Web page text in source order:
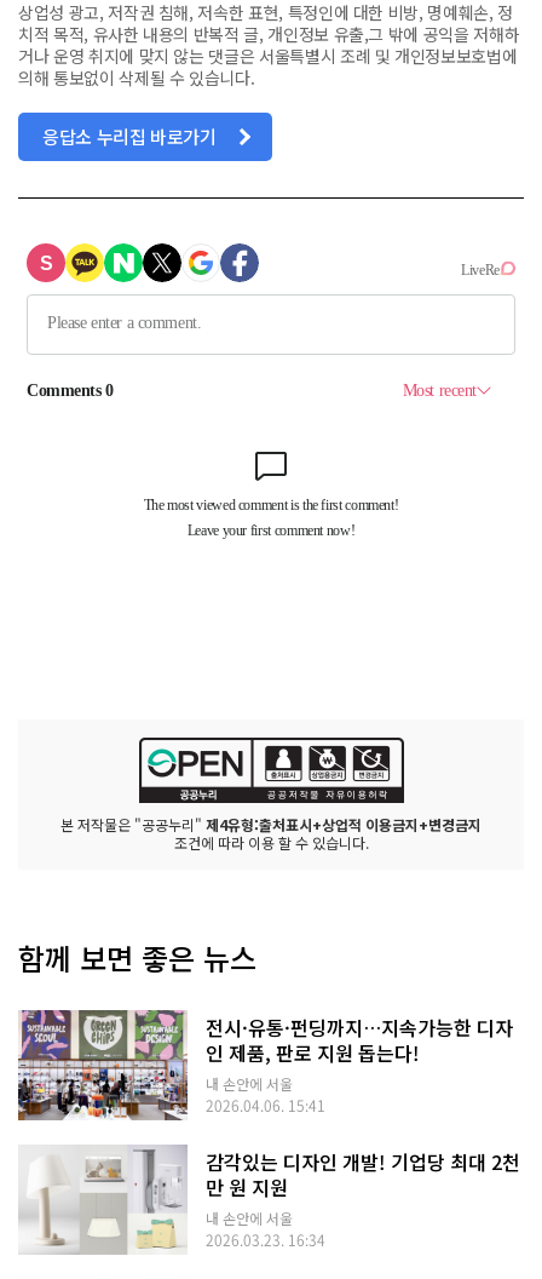
상업성 광고, 저작권 침해, 저속한 표현, 특정인에 대한 비방, 명예훼손, 정
치적 목적, 유사한 내용의 반복적 글, 개인정보 유출,그 밖에 공익을 저해하
거나 운영 취지에 맞지 않는 댓글은 서울특별시 조례 및 개인정보보호법에
의해 통보없이 삭제될 수 있습니다.
응답소 누리집 바로가기
본 저작물은 "공공누리" 제4유형:출처표시+상업적 이용금지+변경금지
조건에 따라 이용 할 수 있습니다.
함께 보면 좋은 뉴스
전시·유통·펀딩까지…지속가능한 디자
인 제품, 판로 지원 돕는다!
내 손안에 서울
2026.04.06. 15:41
감각있는 디자인 개발! 기업당 최대 2천
만 원 지원
내 손안에 서울
2026.03.23. 16:34